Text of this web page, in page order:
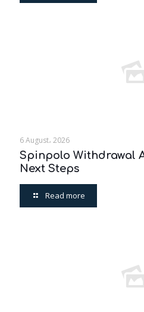
6 August، 2026
Spinpolo Withdrawal
Next Steps
Read more